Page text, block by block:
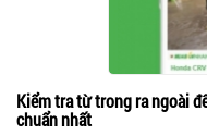
Kiểm tra từ trong ra ngoài
chuẩn nhất